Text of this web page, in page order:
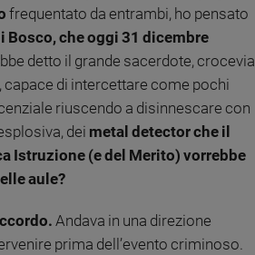
frequentato da entrambi, ho pensato
Bosco, che oggi 31 dicembre
detto il grande sacerdote, crocevia
di intercettare come pochi
riuscendo a disinnescare con
dei metal detector che il
Istruzione (e del Merito) vorrebbe
aule?
Andava in una direzione
prima dell’evento criminoso.